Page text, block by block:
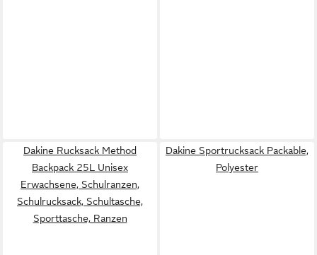
Dakine Rucksack Method
Backpack 25L Unisex
Erwachsene, Schulranzen,
Schulrucksack, Schultasche,
Sporttasche, Ranzen
Dakine Sportrucksack Packable,
Polyester